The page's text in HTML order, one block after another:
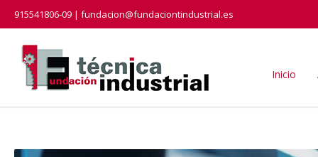
915541806-09 | fundacion@fundaciontindustrial.es
Inicio